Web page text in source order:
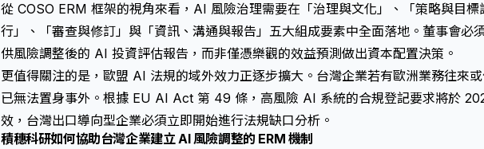
從 COSO ERM 框架的視角來看，AI 風險治理需要在「治理與文化」、「策略與目標
行」、「審查與修訂」與「資訊、溝通與報告」五大組成要素中全面落地。董事會必
供風險調整後的 AI 投資評估報告，而非僅憑樂觀的效益預測做出資本配置決策。
更值得關注的是，歐盟 AI 法規的域外效力正逐步擴大。台灣企業若有歐洲業務往來或
已無法置身事外。根據 EU AI Act 第 49 條，高風險 AI 系統的合規登記要求將於
效，台灣出口導向型企業必須立即開始進行法規缺口分析。
積穗科研如何協助台灣企業建立 AI 風險調整的 ERM 機制